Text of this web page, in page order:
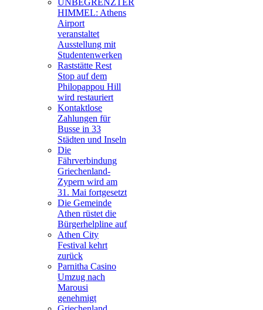
UNBEGRENZTER
HIMMEL: Athens
Airport
veranstaltet
Ausstellung mit
Studentenwerken
Raststätte Rest
Stop auf dem
Philopappou Hill
wird restauriert
Kontaktlose
Zahlungen für
Busse in 33
Städten und Inseln
Die
Fährverbindung
Griechenland-
Zypern wird am
31. Mai fortgesetzt
Die Gemeinde
Athen rüstet die
Bürgerhelpline auf
Athen City
Festival kehrt
zurück
Parnitha Casino
Umzug nach
Marousi
genehmigt